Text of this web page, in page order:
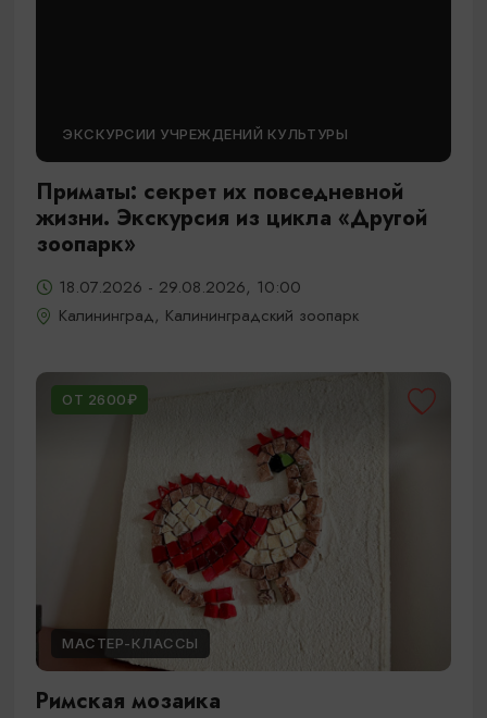
ЭКСКУРСИИ УЧРЕЖДЕНИЙ КУЛЬТУРЫ
Приматы: секрет их повседневной
жизни. Экскурсия из цикла «Другой
зоопарк»
18.07.2026 - 29.08.2026, 10:00
Калининград, Калининградский зоопарк
ОТ 2600₽
МАСТЕР-КЛАССЫ
Римская мозаика